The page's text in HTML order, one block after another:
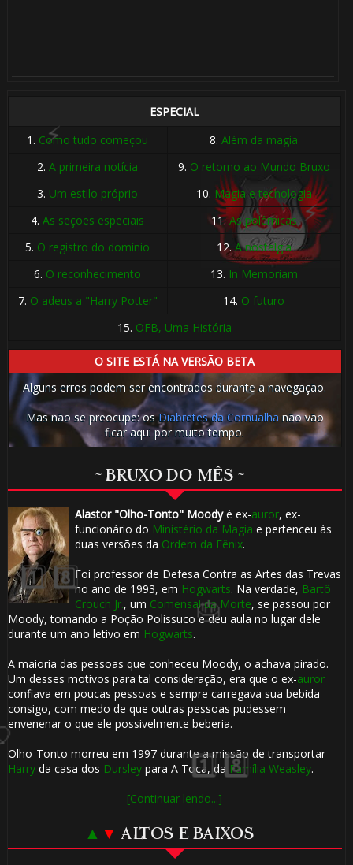
ESPECIAL
1. Como tudo começou 8.Além da magia
2.A primeira notícia 9. O retorno ao Mundo Bruxo
3. Um estilo próprio 10. Magia e tecnologia
4.As seções especiais 11.As polêmicas
5. O registro do domínio 12.A nostalgia
6. O reconhecimento 13. In Memoriam
7. O adeus a "Harry Potter" 14. O futuro
15. OFB, Uma História
O SITE ESTÁ NA VERSÃO BETA
Alguns erros podem ser encontrados durante a navegação.
Mas não se preocupe: osDiabretes da Cornualha não vão
ficar aqui por muito tempo.
~ BRUXO DO MÊS ~
Alastor "Olho-Tonto" Moodyé ex-auror, ex-
funcionário do Ministério da Magia e pertenceu às
duas versões da Ordem da Fênix.
Foi professor de Defesa Contra as Artes das Trevas
no ano de 1993, em Hogwarts. Na verdade, Bartô
Crouch Jr., um Comensal da Morte, se passou por
Moody, tomando a Poção Polissuco e deu aula no lugar dele
durante um ano letivo em Hogwarts.
A maioria das pessoas que conheceu Moody, o achava pirado.
Um desses motivos para tal consideração, era que o ex-auror
confiava em poucas pessoas e sempre carregava sua bebida
consigo, com medo de que outras pessoas pudessem
envenenar o que ele possivelmente beberia.
Olho-Tonto morreu em 1997 durante a missão de transportar
Harryda casa dos Dursleypara A Toca, da Família Weasley.
[Continuar lendo...]
▲ ▼ ALTOS E BAIXOS
1️⃣ 8️⃣
1️⃣ 8️⃣
🎂
🎂
1️⃣ 8️⃣